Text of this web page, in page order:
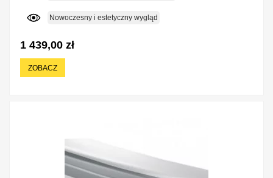
Nowoczesny i estetyczny wygląd
1 439,00 zł
ZOBACZ